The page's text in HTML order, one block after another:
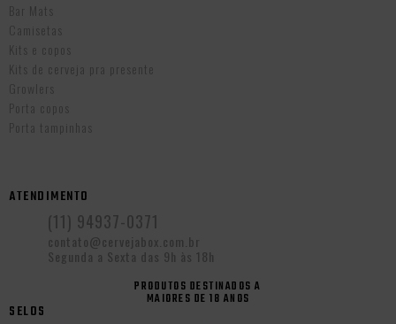
Bar Mats
Camisetas
Kits e copos
Kits de cerveja pra presente
Growlers
Porta copos
Porta tampinhas
ATENDIMENTO
(11) 94937-0371
contato@cervejabox.com.br
Segunda a Sexta das 9h às 18h
PRODUTOS DESTINADOS A
MAIORES DE 18 ANOS
SELOS